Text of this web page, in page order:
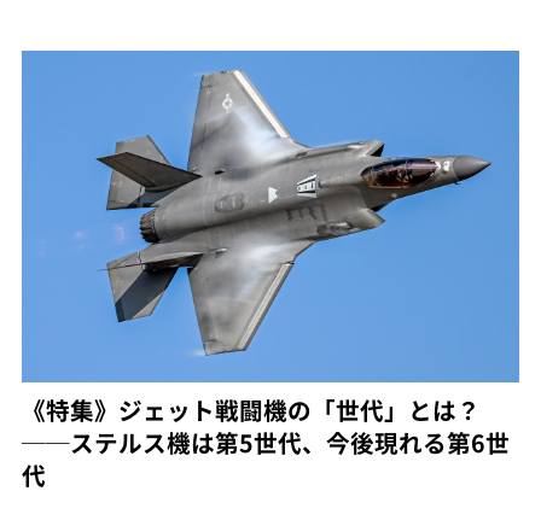
《特集》ジェット戦闘機の「世代」とは？
──ステルス機は第5世代、今後現れる第6世
代